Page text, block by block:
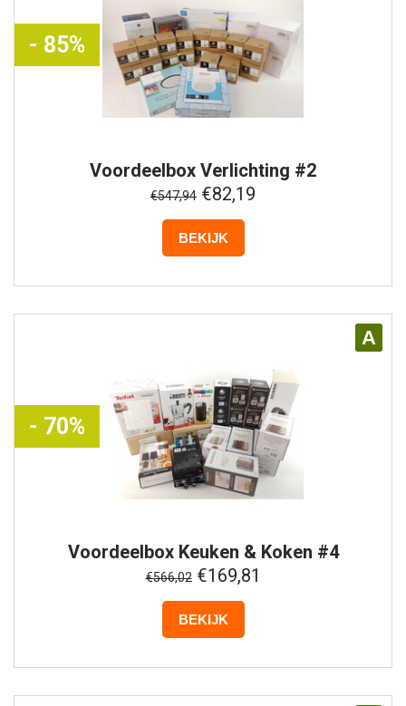
- 85%
Voordeelbox Verlichting #2
€547,94 €82,19
BEKIJK
A
- 70%
VoordeelboxKeuken & Koken #4
€566,02€169,81
BEKIJK